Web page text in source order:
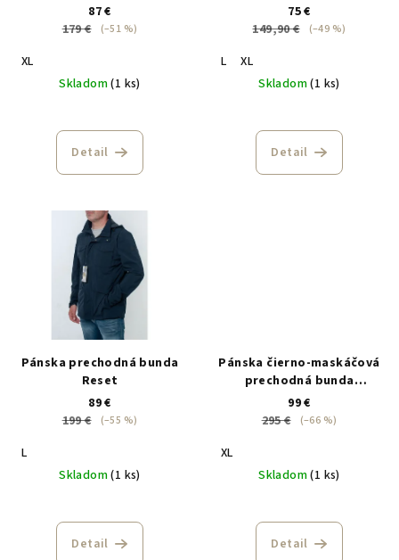
87 €
179 €
(–51 %)
XL
Skladom(1 ks)
Detail
75 €
149,90 €
(–49 %)
L
XL
Skladom(1 ks)
Detail
Pánska prechodná bunda
Reset
89 €
199 €
(–55 %)
L
Skladom(1 ks)
Detail
Pánska čierno-maskáčová
prechodná bunda
Aeronautica Militare
99 €
295 €
(–66 %)
XL
Skladom(1 ks)
Detail